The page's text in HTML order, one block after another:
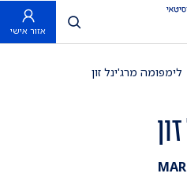
פתח חיפוש
אזור אישי
לימפומה מרג'ינל זון